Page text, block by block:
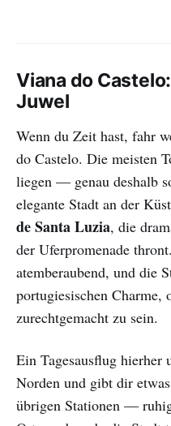
Viana do
Juwel
Wenn du Zeit hast, fahr
do Castelo. Die meisten
liegen — genau deshalb
elegante Stadt an der
de Santa Luzia, die
der Uferpromenade
atemberaubend, und die
portugiesischen Charme,
zurechtgemacht zu sein.
Ein Tagesausflug hierher
Norden und gibt dir
übrigen Stationen —